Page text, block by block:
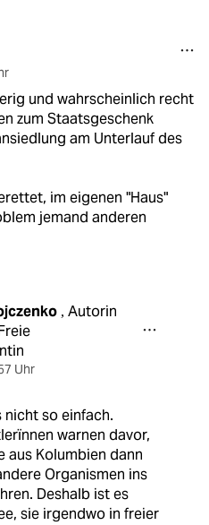
und wahrscheinlich recht
zum Staatsgeschenk
am Unterlauf des
im eigenen "Haus"
jemand anderen
, Autorin
Uhr
nicht so einfach.
warnen davor,
aus Kolumbien dann
Organismen ins
Deshalb ist es
sie irgendwo in freier